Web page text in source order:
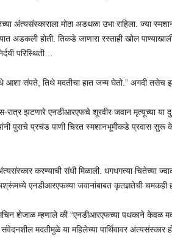
अंत्यसंस्काराला मोठा अडथळा उभा राहिला. ज्या
अडकली होती. तिकडे जाणारा रस्ताही खोल
परिस्थिती…
आशा संपते, तिथे मदतीचा हात जन्म घेतो.” अगदी तसेच
रात्र झटणारे एनडीआरएफचे शूरवीर जवान मृत्यूच्या या
पुराचे प्रचंड पाणी चिरत स्मशानभूमीकडे प्रवास सुरू
करण्याची संधी मिळाली. धगधगत्या चितेच्या
एनडीआरएफच्या जवानांबाबत कृतज्ञतेची चमकही
शेजाळ म्हणाले की “एनडीआरएफच्या पथकाने केवळ
संवेदनशील मदतीमुळे या महिलेच्या पार्थिवावर